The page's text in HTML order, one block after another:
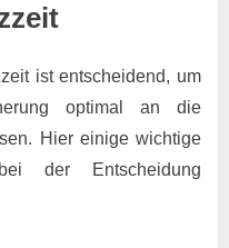
ist entscheidend, um
optimal an die
Hier einige wichtige
der Entscheidung